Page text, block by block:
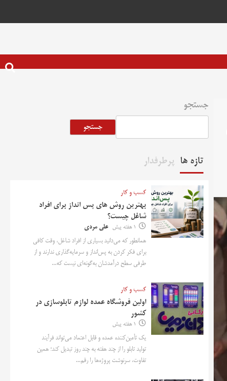
جستجو
جستجو
تازه ها پرطرفدار
کسب و کار
بهترین روش‌ های پس‌ انداز برای افراد
شاغل چیست؟
1 هفته پیش علی مردی
همانطور که می‌دانید بسیاری از افراد شاغل، وقت کافی
برای فکر کردن به پس‌انداز و سرمایه‌گذاری ندارند و از
طرفی سطح درآمدشان به‌گونه‌ای نیست که...
کسب و کار
اولین فروشگاه عمده لوازم تابلوسازی در
کشور
1 هفته پیش
یک تأمین‌کننده عمده و قابل اعتماد می‌تواند فرآیند
تولید تابلو را از چند هفته به چند روز تبدیل کند؛ همین
تفاوت، سرنوشت پروژه‌ها را رقم...